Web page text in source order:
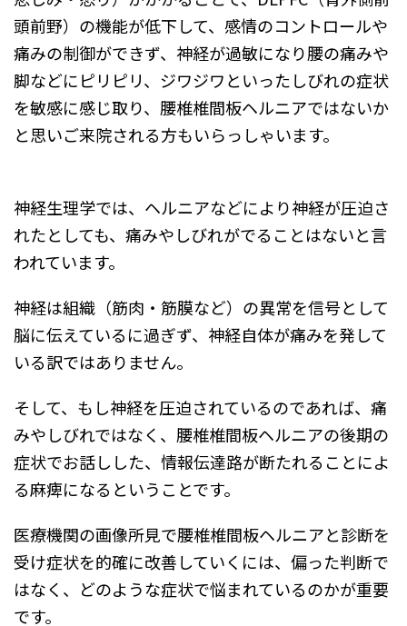
頭前野）の機能が低下して、感情のコントロールや
痛みの制御ができず、神経が過敏になり腰の痛みや
脚などにピリピリ、ジワジワといったしびれの症状
を敏感に感じ取り、腰椎椎間板ヘルニアではないか
と思いご来院される方もいらっしゃいます。
神経生理学では、ヘルニアなどにより神経が圧迫さ
れたとしても、痛みやしびれがでることはないと言
われています。
神経は組織（筋肉・筋膜など）の異常を信号として
脳に伝えているに過ぎず、神経自体が痛みを発して
いる訳ではありません。
そして、もし神経を圧迫されているのであれば、痛
みやしびれではなく、腰椎椎間板ヘルニアの後期の
症状でお話しした、情報伝達路が断たれることによ
る麻痺になるということです。
医療機関の画像所見で腰椎椎間板ヘルニアと診断を
受け症状を的確に改善していくには、偏った判断で
はなく、どのような症状で悩まれているのかが重要
です。